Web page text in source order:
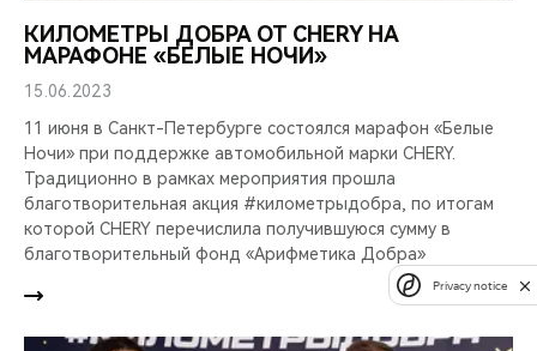
КИЛОМЕТРЫ ДОБРА ОТ CHERY НА
МАРАФОНЕ «БЕЛЫЕ НОЧИ»
15.06.2023
11 июня в Санкт-Петербурге состоялся марафон «Белые
Ночи» при поддержке автомобильной марки CHERY.
Традиционно в рамках мероприятия прошла
благотворительная акция #километрыдобра, по итогам
которой CHERY перечислила получившуюся сумму в
благотворительный фонд «Арифметика Добра»
Privacy notice